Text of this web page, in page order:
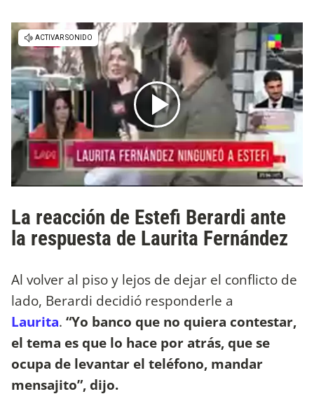
La reacción de Estefi Berardi ante
la respuesta de Laurita Fernández
Al volver al piso y lejos de dejar el conflicto de
lado, Berardi decidió responderle a
Laurita. “Yo banco que no quiera contestar,
el tema es que lo hace por atrás, que se
ocupa de levantar el teléfono, mandar
mensajito”, dijo.